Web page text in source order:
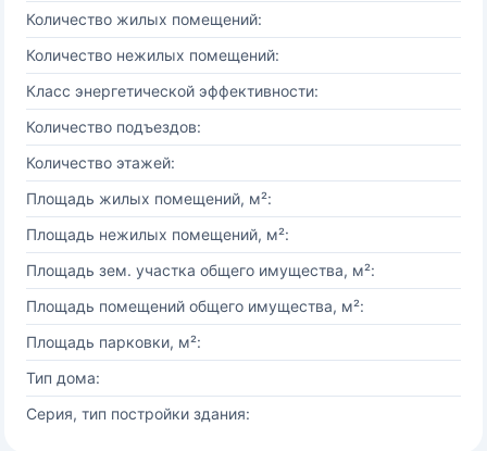
Количество жилых помещений:
Количество нежилых помещений:
Класс энергетической эффективности:
Количество подъездов:
Количество этажей:
Площадь жилых помещений, м²:
Площадь нежилых помещений, м²:
Площадь зем. участка общего имущества, м²:
Площадь помещений общего имущества, м²:
Площадь парковки, м²:
Тип дома:
Серия, тип постройки здания: